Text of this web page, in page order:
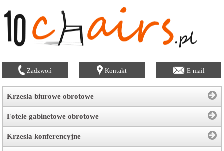
Zadzwoń Kontakt E-mail
Krzesła biurowe obrotowe
Fotele gabinetowe obrotowe
Krzesła konferencyjne